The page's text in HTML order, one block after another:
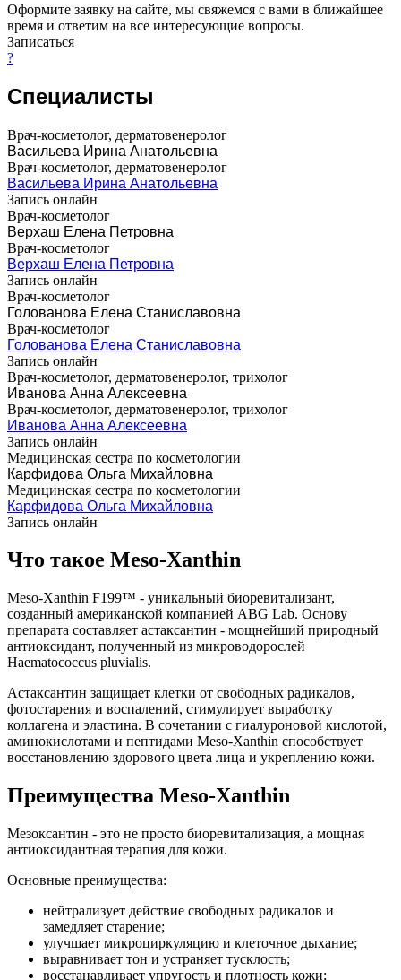
Оформите заявку на сайте, мы свяжемся с вами в ближайшее
время и ответим на все интересующие вопросы.
Записаться
?
Специалисты
Врач-косметолог, дерматовенеролог
Васильева Ирина Анатольевна
Врач-косметолог, дерматовенеролог
Васильева Ирина Анатольевна
Запись онлайн
Врач-косметолог
Верхаш Елена Петровна
Врач-косметолог
Верхаш Елена Петровна
Запись онлайн
Врач-косметолог
Голованова Елена Станиславовна
Врач-косметолог
Голованова Елена Станиславовна
Запись онлайн
Врач-косметолог, дерматовенеролог, трихолог
Иванова Анна Алексеевна
Врач-косметолог, дерматовенеролог, трихолог
Иванова Анна Алексеевна
Запись онлайн
Медицинская сестра по косметологии
Карфидова Ольга Михайловна
Медицинская сестра по косметологии
Карфидова Ольга Михайловна
Запись онлайн
Что такое Meso-Xanthin
Meso-Xanthin F199™ - уникальный биоревитализант,
созданный американской компанией ABG Lab. Основу
препарата составляет астаксантин - мощнейший природный
антиоксидант, полученный из микроводорослей
Haematococcus pluvialis.
Астаксантин защищает клетки от свободных радикалов,
фотостарения и воспалений, стимулирует выработку
коллагена и эластина. В сочетании с гиалуроновой кислотой,
аминокислотами и пептидами Meso-Xanthin способствует
восстановлению здорового цвета лица и укреплению кожи.
Преимущества Meso-Xanthin
Мезоксантин - это не просто биоревитализация, а мощная
антиоксидантная терапия для кожи.
Основные преимущества:
нейтрализует действие свободных радикалов и
замедляет старение;
улучшает микроциркуляцию и клеточное дыхание;
выравнивает тон и устраняет тусклость;
восстанавливает упругость и плотность кожи;